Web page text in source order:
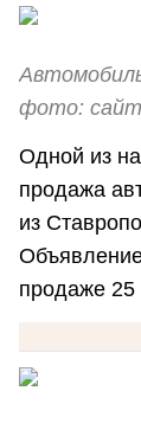
фото: сайт
Одной из
продажа
из
продаже 25